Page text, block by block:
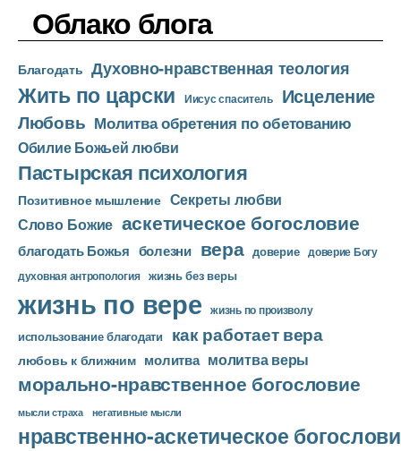
о
п
л
е
е
р
Облако блога
Благодать Духовно-нравственная теология
Жить по царски Иисус спаситель Исцеление
Любовь Молитва обретения по обетованию
Обилие Божьей любви
Пастырская психология
Позитивное мышление Секреты любви
Слово Божие аскетическое богословие
благодать Божья болезни вера доверие доверие Богу
духовная антропология жизнь без веры
жизнь по вере жизнь по произволу
использование благодати как работает вера
любовь к ближним молитва молитва веры
морально-нравственное богословие
мысли страха негативные мысли
нравственно-аскетическое